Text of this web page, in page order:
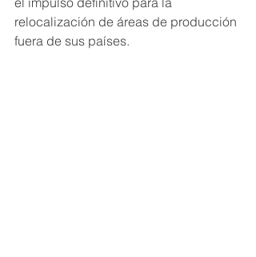
relocalización de áreas de producción
fuera de sus países.